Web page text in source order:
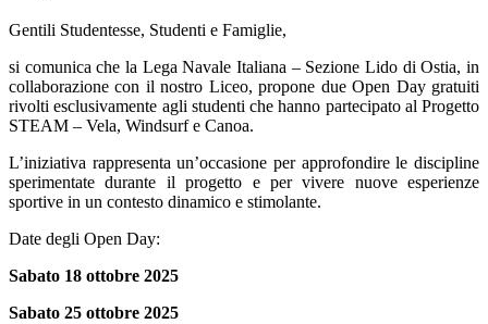
Gentili Studentesse, Studenti e Famiglie,
si comunica che la Lega Navale Italiana – Sezione Lido di Ostia, in
collaborazione con il nostro Liceo, propone due Open Day gratuiti
rivolti esclusivamente agli studenti che hanno partecipato al Progetto
STEAM – Vela, Windsurf e Canoa.
L’iniziativa rappresenta un’occasione per approfondire le discipline
sperimentate durante il progetto e per vivere nuove esperienze
sportive in un contesto dinamico e stimolante.
Date degli Open Day:
Sabato 18 ottobre 2025
Sabato 25 ottobre 2025